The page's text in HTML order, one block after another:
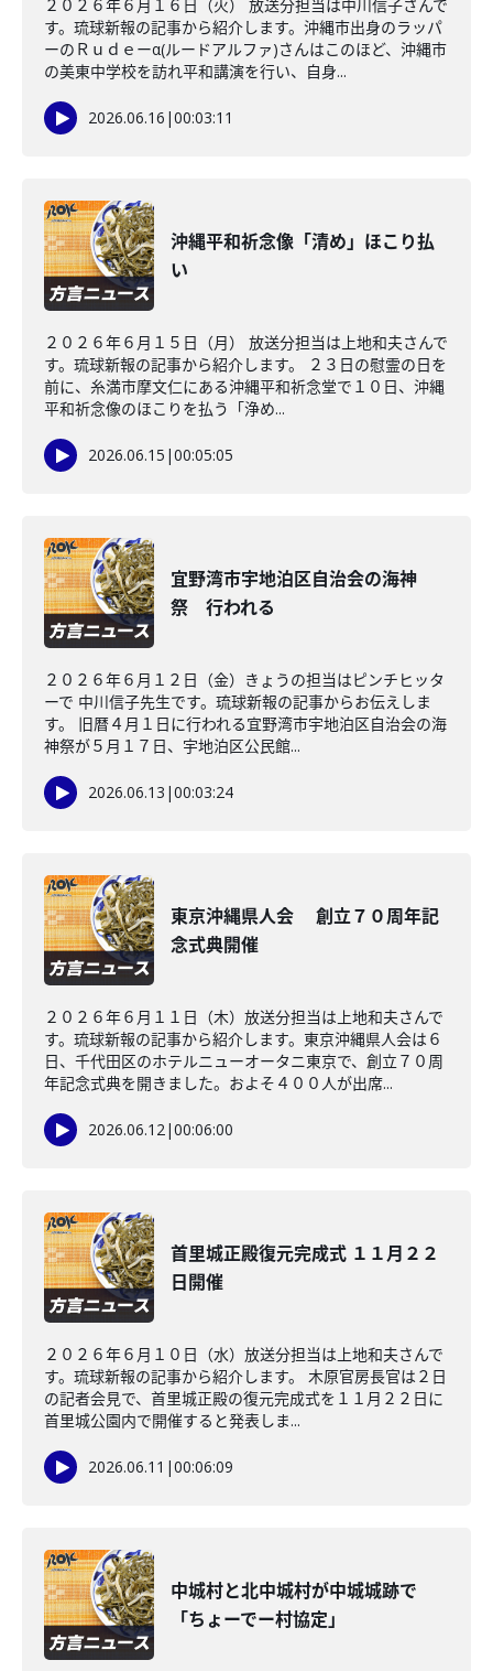
２０２６年６月１６日（火） 放送分担当は中川信子さんで
す。琉球新報の記事から紹介します。沖縄市出身のラッパ
ーのＲｕｄｅーα(ルードアルファ)さんはこのほど、沖縄市
の美東中学校を訪れ平和講演を行い、自身...
2026.06.16 |00:03:11
沖縄平和祈念像「清め」ほこり払
い
２０２６年６月１５日（月） 放送分担当は上地和夫さんで
す。琉球新報の記事から紹介します。 ２３日の慰霊の日を
前に、糸満市摩文仁にある沖縄平和祈念堂で１０日、沖縄
平和祈念像のほこりを払う「浄め...
2026.06.15 |00:05:05
宜野湾市宇地泊区自治会の海神
祭 行われる
２０２６年６月１２日（金）きょうの担当はピンチヒッタ
ーで 中川信子先生です。琉球新報の記事からお伝えしま
す。 旧暦４月１日に行われる宜野湾市宇地泊区自治会の海
神祭が５月１７日、宇地泊区公民館...
2026.06.13 |00:03:24
東京沖縄県人会 創立７０周年記
念式典開催
２０２６年６月１１日（木）放送分担当は上地和夫さんで
す。琉球新報の記事から紹介します。東京沖縄県人会は６
日、千代田区のホテルニューオータニ東京で、創立７０周
年記念式典を開きました。およそ４００人が出席...
2026.06.12|00:06:00
首里城正殿復元完成式 １１月２２
日開催
２０２６年６月１０日（水）放送分担当は上地和夫さんで
す。琉球新報の記事から紹介します。 木原官房長官は２日
の記者会見で、首里城正殿の復元完成式を１１月２２日に
首里城公園内で開催すると発表しま...
2026.06.11 |00:06:09
中城村と北中城村が中城城跡で
「ちょーでー村協定」